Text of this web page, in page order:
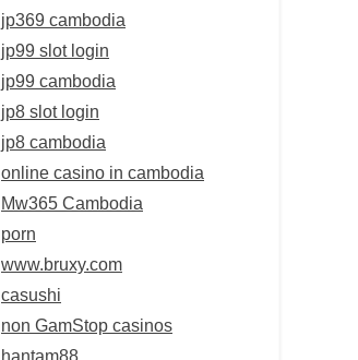
jp369 cambodia
jp99 slot login
jp99 cambodia
jp8 slot login
jp8 cambodia
online casino in cambodia
Mw365 Cambodia
porn
www.bruxy.com
casushi
non GamStop casinos
hantam88